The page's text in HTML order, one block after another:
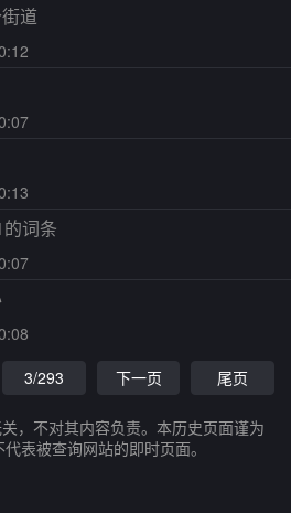
道
词条
3/293 下一页 尾页
，不对其内容负责。本历史页面谨为
表被查询网站的即时页面。